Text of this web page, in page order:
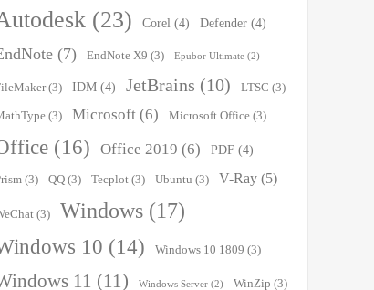
(23) Corel (4) Defender (4)
(7) EndNote X9 (3) Epubor Ultimate (2)
(3) IDM (4) JetBrains (10) LTSC (3)
(3) Microsoft (6) Microsoft Office (3)
(16) Office 2019 (6) PDF (4)
(3) QQ (3) Tecplot (3) Ubuntu (3) V-Ray (5)
(3) Windows (17)
10 (14) Windows 10 1809 (3)
11 (11) Windows Server (2) WinZip (3)